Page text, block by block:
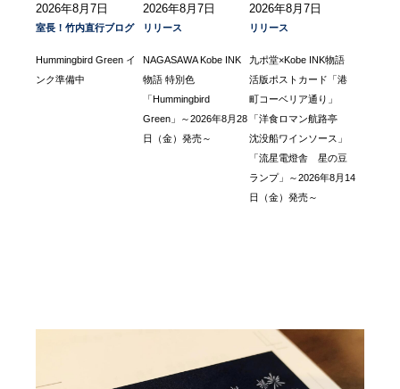
2026年8月7日
室長！竹内直行ブログ
Hummingbird Green イ
ンク準備中
2026年8月7日
リリース
NAGASAWA Kobe INK
物語 特別色
「Hummingbird
Green」～2026年8月28
日（金）発売～
2026年8月7日
リリース
九ポ堂×Kobe INK物語
活版ポストカード「港
町コーベリア通り」
「洋食ロマン航路亭
沈没船ワインソース」
「流星電燈舎 星の豆
ランプ」～2026年8月14
日（金）発売～